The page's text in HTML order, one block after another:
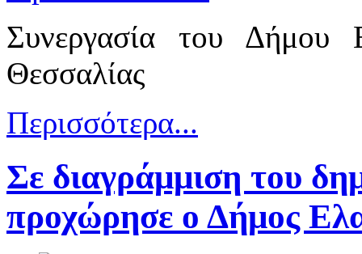
Συνεργασία του Δήμου
Θεσσαλίας
Περισσότερα...
Σε διαγράμμιση του
προχώρησε ο Δήμος